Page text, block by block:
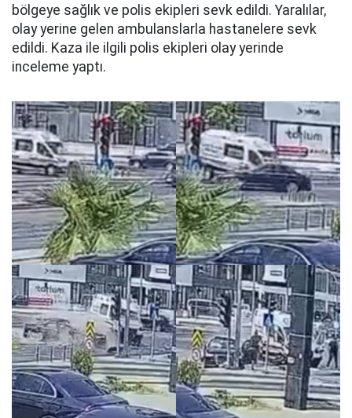
bölgeye sağlık ve polis ekipleri sevk edildi. Yaralılar,
olay yerine gelen ambulanslarla hastanelere sevk
edildi. Kaza ile ilgili polis ekipleri olay yerinde
inceleme yaptı.